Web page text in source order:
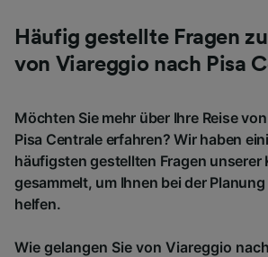
Häufig gestellte Fragen
von Viareggio nach Pisa
Möchten Sie mehr über Ihre Reise
Pisa Centrale erfahren? Wir haben
häufigsten gestellten Fragen unserer
gesammelt, um Ihnen bei der Planung
helfen.
Wie gelangen Sie von Viareggio